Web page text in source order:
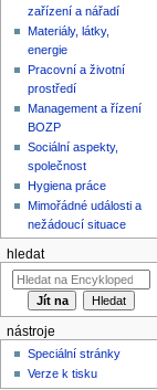
zařízení a nářadí
Materiály, látky,
energie
Pracovní a životní
prostředí
Management a řízení
BOZP
Sociální aspekty,
společnost
Hygiena práce
Mimořádné události a
nežádoucí situace
hledat
nástroje
Speciální stránky
Verze k tisku